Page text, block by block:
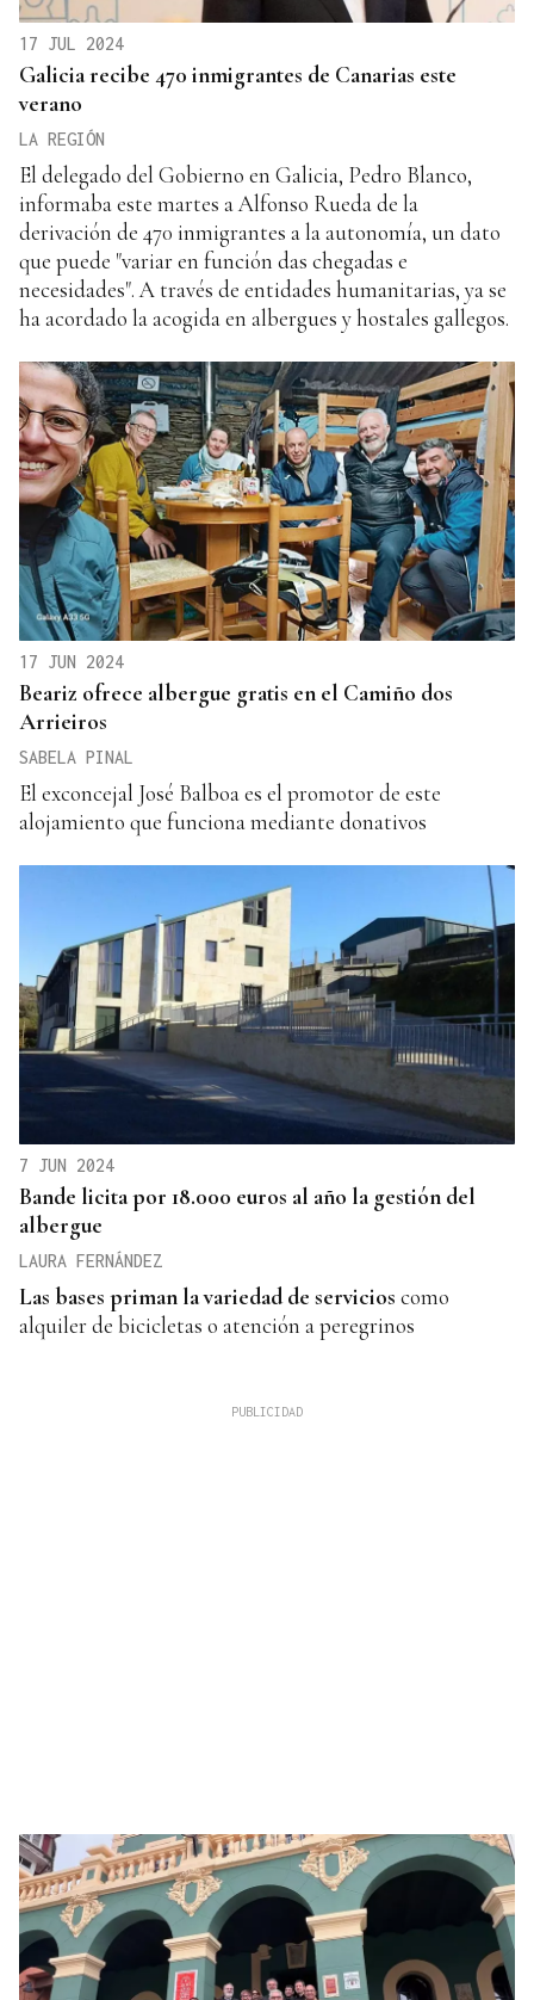
17 JUL 2024
Galicia recibe 470 inmigrantes de Canarias este
verano
LA REGIÓN
El delegado del Gobierno en Galicia, Pedro Blanco,
informaba este martes a Alfonso Rueda de la
derivación de 470 inmigrantes a la autonomía, un dato
que puede "variar en función das chegadas e
necesidades". A través de entidades humanitarias, ya se
ha acordado la acogida en albergues y hostales gallegos.
17 JUN 2024
Beariz ofrece albergue gratis en el Camiño dos
Arrieiros
SABELA PINAL
El exconcejal José Balboa es el promotor de este
alojamiento que funciona mediante donativos
7 JUN 2024
Bande licita por 18.000 euros al año la gestión del
albergue
LAURA FERNÁNDEZ
Las bases priman la variedadde servicios como
alquiler de bicicletas o atención a peregrinos